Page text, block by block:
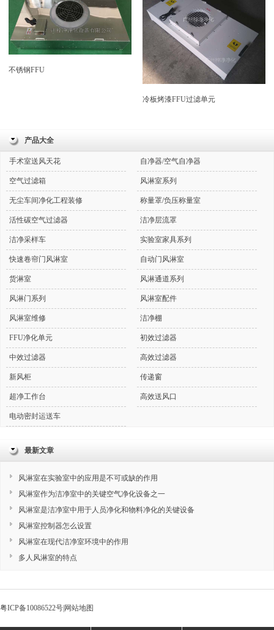
不锈钢FFU
冷板烤漆FFU过滤单元
产品大全
手术室送风天花 自净器/空气自净器
空气过滤箱 风淋室系列
无尘车间净化工程装修 称量罩/负压称量室
活性碳空气过滤器 洁净层流罩
洁净采样车 实验室家具系列
快速卷帘门风淋室 自动门风淋室
货淋室 风淋通道系列
风淋门系列 风淋室配件
风淋室维修 洁净棚
FFU净化单元 初效过滤器
中效过滤器 高效过滤器
新风柜 传递窗
超净工作台 高效送风口
电动密封运送车
最新文章
风淋室在实验室中的应用是不可或缺的作用
风淋室作为洁净室中的关键空气净化设备之一
风淋室是洁净室中用于人员净化和物料净化的关键设备
风淋室控制器怎么设置
风淋室在现代洁净室环境中的作用
多人风淋室的特点
粤ICP备10086522号|网站地图